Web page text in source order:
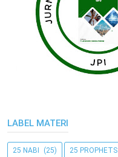
LABEL MATERI
25 NABI (25) 25 PROPHETS